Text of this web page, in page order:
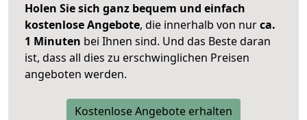
Holen Sie sich ganz bequem und einfach
kostenlose Angebote, die innerhalb von nurca.
1 Minuten bei Ihnen sind. Und das Beste daran
ist, dass all dies zu erschwinglichen Preisen
angeboten werden.
Kostenlose Angebote erhalten